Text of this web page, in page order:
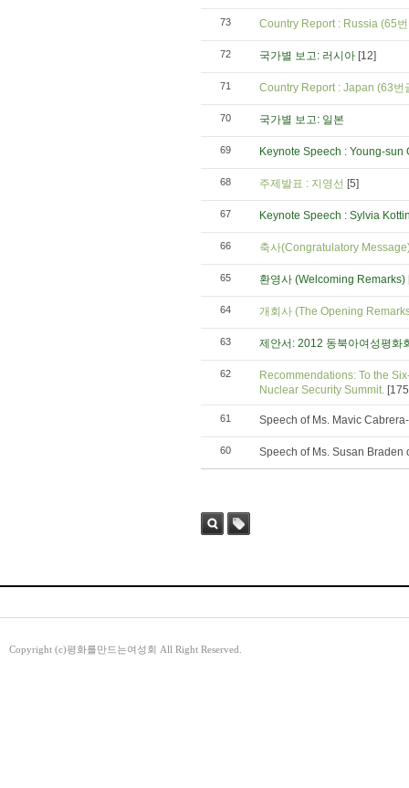
73 Country Report : Russia (65
72 국가별 보고: 러시아 [12]
71 Country Report : Japan (63번
70 국가별 보고: 일본
69 Keynote Speech : Young-sun
68 주제발표 : 지영선 [5]
67 Keynote Speech : Sylvia
66 축사(Congratulatory
65 환영사 (Welcoming Remarks)
64 개회사 (The Opening
63 제안서: 2012 동북아여성평화
62
Recommendations: To the
Nuclear Security Summit.
61 Speech of Ms. Mavic
60 Speech of Ms. Susan Braden
Copyright (c)평화를만드는여성회 All Right Reserved.